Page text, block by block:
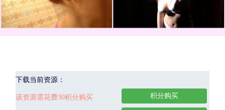
下载当前资源：
该资源需花费30积分购买 积分购买